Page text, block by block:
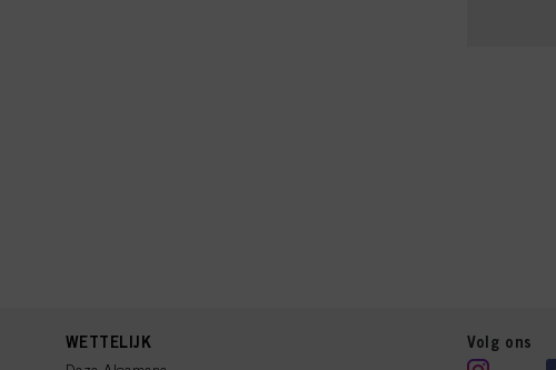
WETTELIJK Volg ons